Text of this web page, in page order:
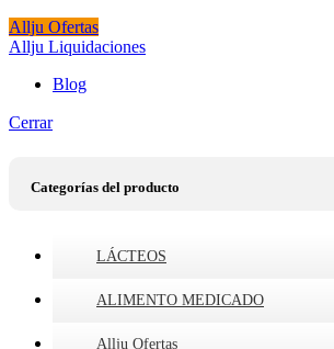
Allju Ofertas
Allju Liquidaciones
Blog
Cerrar
Categorías del producto
LÁCTEOS
ALIMENTO MEDICADO
Allju Ofertas